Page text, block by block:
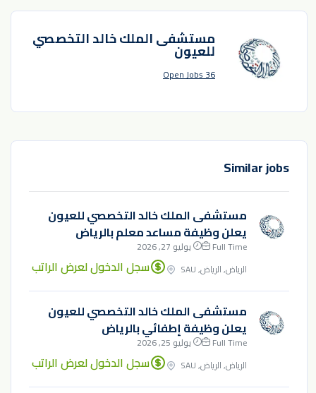
مستشفى الملك خالد التخصصي
للعيون
36 Open Jobs
Similar jobs
مستشفى الملك خالد التخصصي للعيون
يعلن وظيفة مساعد معلم بالرياض
Full Time
يوليو 27, 2026
الرياض, الرياض, SAU
سجل الدخول لعرض الراتب
مستشفى الملك خالد التخصصي للعيون
يعلن وظيفة إطفائي بالرياض
Full Time
يوليو 25, 2026
الرياض, الرياض, SAU
سجل الدخول لعرض الراتب